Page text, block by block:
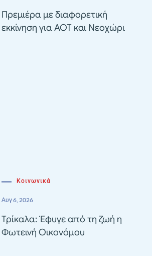
Πρεμιέρα με διαφορετική
εκκίνηση για ΑΟΤ και Νεοχώρι
Κοινωνικά
Αυγ 6, 2026
Τρίκαλα: Έφυγε από τη ζωή η
Φωτεινή Οικονόμου